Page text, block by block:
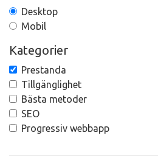
Desktop
Mobil
Kategorier
Prestanda
Tillgänglighet
Bästa metoder
SEO
Progressiv webbapp